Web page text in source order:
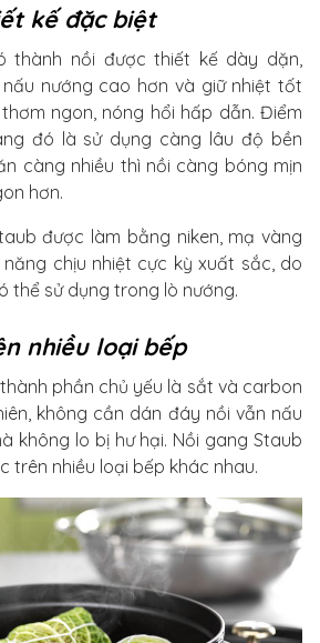
kế đặc biệt
thành nồi được thiết kế dày dặn,
nướng cao hơn và giữ nhiệt tốt
ngon, nóng hổi hấp dẫn. Điểm
đó là sử dụng càng lâu độ bền
càng nhiều thì nồi càng bóng mịn
hơn.
được làm bằng niken, mạ vàng
chịu nhiệt cực kỳ xuất sắc, do
thể sử dụng trong lò nướng.
nhiều loại bếp
phần chủ yếu là sắt và carbon
không cần dán đáy nồi vẫn nấu
không lo bị hư hại. Nồi gang Staub
trên nhiều loại bếp khác nhau.